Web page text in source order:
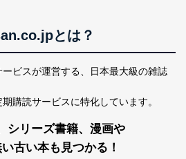
ついて
保護管理者を設置し、個人情報保
、個人情報を取得・アクセス・利
16-11
ンサービス
とは？
ビスが運営する、
日本最大級の雑誌
期購読サービスに特化しています。
シリーズ書籍、漫画や
古い本も見つかる！